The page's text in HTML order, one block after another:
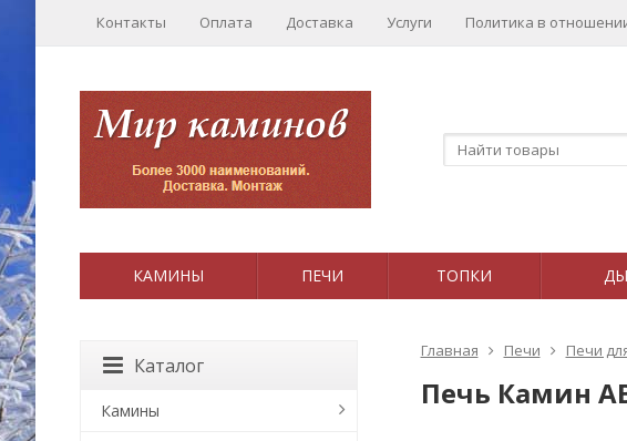
Контакты Оплата Доставка Услуги Политика в
КАМИНЫ ПЕЧИ ТОПКИ
Главная Печи Печи
Печь Камин
Каталог
Камины